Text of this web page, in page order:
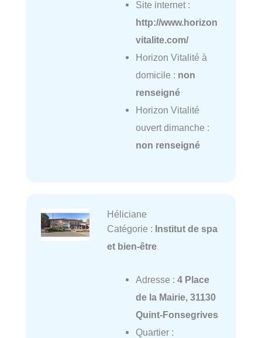
Site internet :
http://www.horizon
vitalite.com/
Horizon Vitalité à
domicile : non
renseigné
Horizon Vitalité
ouvert dimanche :
non renseigné
Héliciane
Catégorie : Institut de spa
et bien-être
Adresse : 4 Place
de la Mairie, 31130
Quint-Fonsegrives
Quartier :